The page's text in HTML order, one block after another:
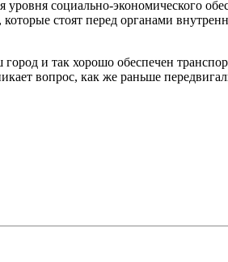
социально-экономического
стоят перед органами
и так хорошо обеспечен
вопрос, как же раньше